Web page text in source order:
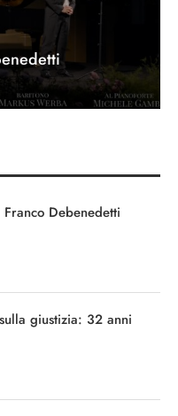
Debenedetti
giustizia: 32 anni